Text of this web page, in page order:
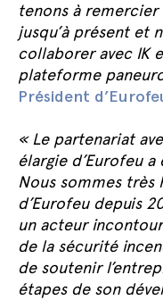
tenons à remercier
jusqu’à présent et
collaborer avec IK
plateforme
Président
« Le partenariat
élargie d’Eurofeu
Nous sommes très
d’Eurofeu depuis
un acteur
de la sécurité
de soutenir
étapes de son